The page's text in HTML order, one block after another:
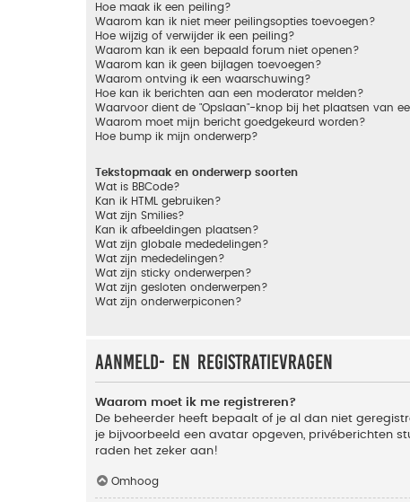
Hoe maak ik een peiling?
Waarom kan ik niet meer peilingsopties toevoegen?
Hoe wijzig of verwijder ik een peiling?
Waarom kan ik een bepaald forum niet openen?
Waarom kan ik geen bijlagen toevoegen?
Waarom ontving ik een waarschuwing?
Hoe kan ik berichten aan een moderator melden?
Waarvoor dient de "Opslaan"-knop bij het plaatsen van
Waarom moet mijn bericht goedgekeurd worden?
Hoe bump ik mijn onderwerp?
Tekstopmaak en onderwerp soorten
Wat is BBCode?
Kan ik HTML gebruiken?
Wat zijn Smilies?
Kan ik afbeeldingen plaatsen?
Wat zijn globale mededelingen?
Wat zijn mededelingen?
Wat zijn sticky onderwerpen?
Wat zijn gesloten onderwerpen?
Wat zijn onderwerpiconen?
Aanmeld- en registratievragen
Waarom moet ik me registreren?
De beheerder heeft bepaalt of je al dan niet
je bijvoorbeeld een avatar opgeven, privéberichten
raden het zeker aan!
Omhoog